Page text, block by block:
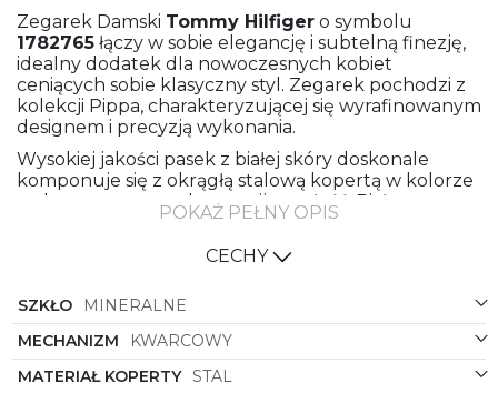
Zegarek Damski Tommy Hilfiger o symbolu
1782765 łączy w sobie elegancję i subtelną finezję,
idealny dodatek dla nowoczesnych kobiet
ceniących sobie klasyczny styl. Zegarek pochodzi z
kolekcji Pippa, charakteryzującej się wyrafinowanym
designem i precyzją wykonania.
Wysokiej jakości pasek z białej skóry doskonale
komponuje się z okrągłą stalową kopertą w kolorze
srebrnym, tworząc harmonijną całość. Biała tarcza z
delikatnymi indeksami i subtelne logo marki
dodają klasy tej biżuteryjnej
Zegarek łączy w sobie tradycyjny szyk z
nowoczesnym designem, idealnie pasując do
różnorodnych stylizacji. Skórzany pasek gwarantuje
wygodę noszenia, a stalowa koperta zapewnia
trwałość i solidność zegarka.
POKAŻ PEŁNY OPIS
CECHY
SZKŁO
MINERALNE
MECHANIZM
KWARCOWY
MATERIAŁ KOPERTY STAL